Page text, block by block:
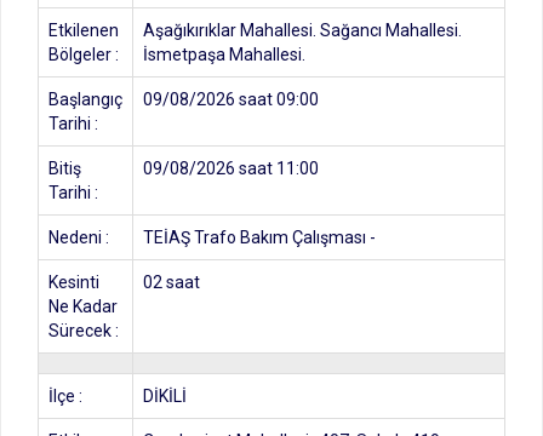
Etkilenen
Bölgeler :
Aşağıkırıklar Mahallesi. Sağancı Mahallesi.
İsmetpaşa Mahallesi.
Başlangıç
Tarihi :
09/08/2026 saat 09:00
Bitiş
Tarihi :
09/08/2026 saat 11:00
Nedeni : TEİAŞ Trafo Bakım Çalışması -
Kesinti
Ne Kadar
Sürecek :
02 saat
İlçe : DİKİLİ